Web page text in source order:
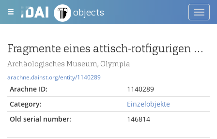
objects
Fragmente eines attisch-rotfigurigen Kraters
Archäologisches Museum, Olympia
arachne.dainst.org/entity/1140289
Arachne ID:
1140289
Category:
Einzelobjekte
Old serial number:
146814